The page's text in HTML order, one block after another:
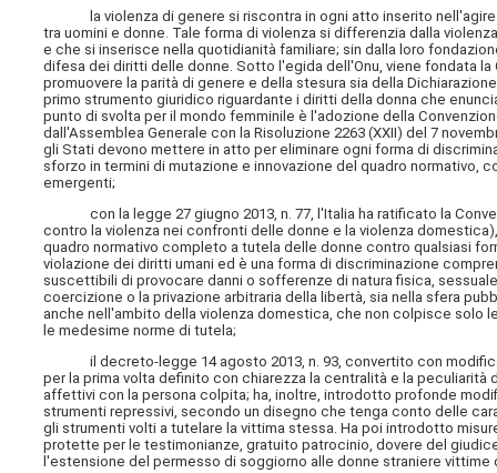
la violenza di genere si riscontra in ogni atto inserito nell'agire
tra uomini e donne. Tale forma di violenza si differenzia dalla
e che si inserisce nella quotidianità familiare; sin dalla loro
difesa dei diritti delle donne. Sotto l'egida dell'Onu, viene fondata
promuovere la parità di genere e della stesura sia della
primo strumento giuridico riguardante i diritti della donna che
punto di svolta per il mondo femminile è l'adozione della
dall'Assemblea Generale con la Risoluzione 2263 (XXII) del 7
gli Stati devono mettere in atto per eliminare ogni forma di
sforzo in termini di mutazione e innovazione del quadro
emergenti;
con la legge 27 giugno 2013, n. 77, l'Italia ha ratificato la
contro la violenza nei confronti delle donne e la violenza
quadro normativo completo a tutela delle donne contro qualsiasi
violazione dei diritti umani ed è una forma di discriminazione
suscettibili di provocare danni o sofferenze di natura fisica,
coercizione o la privazione arbitraria della libertà, sia nella sfera
anche nell'ambito della violenza domestica, che non colpisce solo
le medesime norme di tutela;
il decreto-legge 14 agosto 2013, n. 93, convertito con
per la prima volta definito con chiarezza la centralità e la
affettivi con la persona colpita; ha, inoltre, introdotto profonde
strumenti repressivi, secondo un disegno che tenga conto delle
gli strumenti volti a tutelare la vittima stessa. Ha poi introdotto
protette per le testimonianze, gratuito patrocinio, dovere del
l'estensione del permesso di soggiorno alle donne straniere